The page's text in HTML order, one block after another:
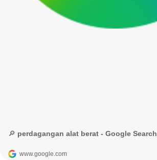
🔎 perdagangan alat berat - Google Search
www.google.com